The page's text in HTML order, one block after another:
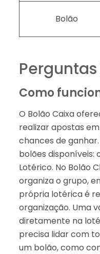
Bolão
Como
O Bolão Caixa
realizar apostas
chances de
bolões disponíveis:
Lotérico. No Bolão
organiza o grupo,
própria lotérica é
organização. Uma
diretamente na
precisa lidar com
um bolão, como